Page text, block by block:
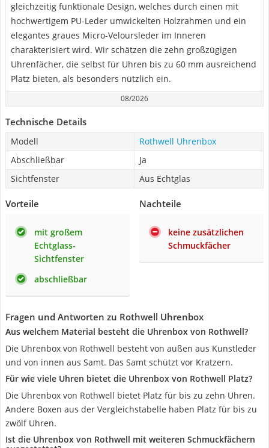
gleichzeitig funktionale Design, welches durch einen mit
hochwertigem PU-Leder umwickelten Holzrahmen und ein
elegantes graues Micro-Veloursleder im Inneren
charakterisiert wird. Wir schätzen die zehn großzügigen
Uhrenfächer, die selbst für Uhren bis zu 60 mm ausreichend
Platz bieten, als besonders nützlich ein.
08/2026
Technische Details
Modell
Rothwell Uhrenbox
Abschließbar
Ja
Sichtfenster
Aus Echtglas
Vorteile
mit großem
Echtglass-
Sichtfenster
abschließbar
Nachteile
keine zusätzlichen
Schmuckfächer
Fragen und Antworten zu Rothwell Uhrenbox
Aus welchem Material besteht die Uhrenbox von Rothwell?
Die Uhrenbox von Rothwell besteht von außen aus Kunstleder
und von innen aus Samt. Das Samt schützt vor Kratzern.
Für wie viele Uhren bietet die Uhrenbox von Rothwell Platz?
Die Uhrenbox von Rothwell bietet Platz für bis zu zehn Uhren.
Andere Boxen aus der Vergleichstabelle haben Platz für bis zu
zwölf Uhren.
Ist die Uhrenbox von Rothwell mit weiteren Schmuckfächern